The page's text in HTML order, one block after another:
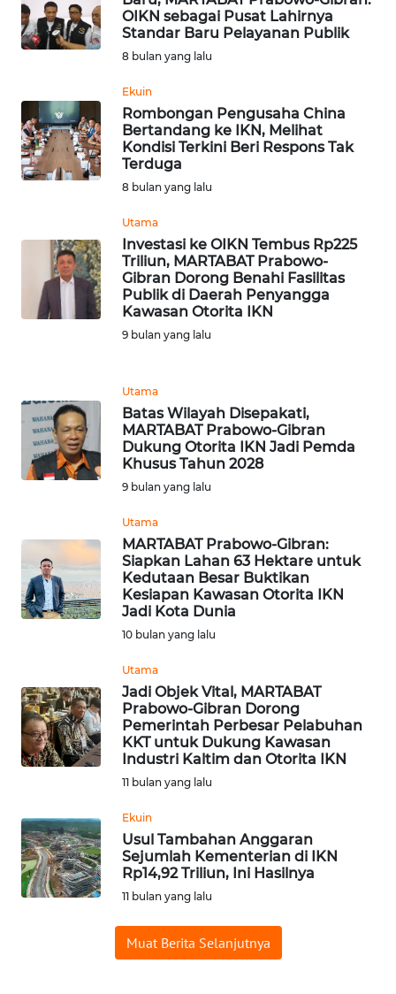
OIKN sebagai Pusat Lahirnya
Standar Baru Pelayanan Publik
8 bulan yang lalu
Ekuin
Rombongan Pengusaha China
Bertandang ke IKN, Melihat
Kondisi Terkini Beri Respons Tak
Terduga
8 bulan yang lalu
Utama
Investasi ke OIKN Tembus Rp225
Triliun, MARTABAT Prabowo-
Gibran Dorong Benahi Fasilitas
Publik di Daerah Penyangga
Kawasan Otorita IKN
9 bulan yang lalu
Utama
Batas Wilayah Disepakati,
MARTABAT Prabowo-Gibran
Dukung Otorita IKN Jadi Pemda
Khusus Tahun 2028
9 bulan yang lalu
Utama
MARTABAT Prabowo-Gibran:
Siapkan Lahan 63 Hektare untuk
Kedutaan Besar Buktikan
Kesiapan Kawasan Otorita IKN
Jadi Kota Dunia
10 bulan yang lalu
Utama
Jadi Objek Vital, MARTABAT
Prabowo-Gibran Dorong
Pemerintah Perbesar Pelabuhan
KKT untuk Dukung Kawasan
Industri Kaltim dan Otorita IKN
11 bulan yang lalu
Ekuin
Usul Tambahan Anggaran
Sejumlah Kementerian di IKN
Rp14,92 Triliun, Ini Hasilnya
11 bulan yang lalu
Muat Berita Selanjutnya
WN
SERAMBI
JAMBI
WN
SULTRA
NTB
WN
SULTENG
WN
BABEL
SUMSEL
WN
WN
LAMPUNG
WN
JATENG
WN
NUSANTARA
WN
JOGJA